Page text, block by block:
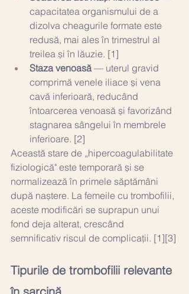
capacitatea organismului de a
dizolva cheagurile formate este
redusă, mai ales în trimestrul al
treilea și în lăuzie. [1]
Staza venoasă — uterul gravid
comprimă venele iliace și vena
cavă inferioară, reducând
întoarcerea venoasă și favorizând
stagnarea sângelui în membrele
inferioare. [2]
Această stare de „hipercoagulabilitate
fiziologică" este temporară și se
normalizează în primele săptămâni
după naștere. La femeile cu trombofilii,
aceste modificări se suprapun unui
fond deja alterat, crescând
semnificativ riscul de complicații. [1][3]
Tipurile de trombofilii relevante